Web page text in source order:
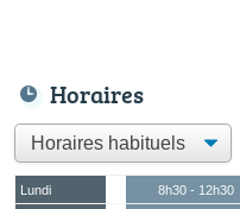
Horaires
Lundi 8h30 - 12h30